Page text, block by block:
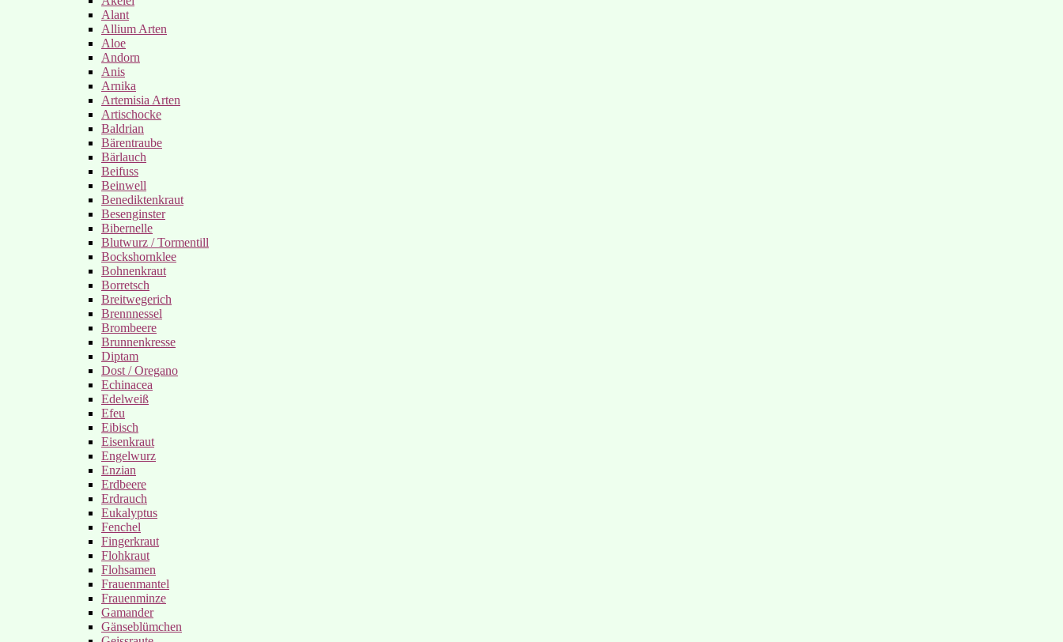
Alant
Allium Arten
Aloe
Andorn
Anis
Arnika
Artemisia Arten
Artischocke
Baldrian
Bärentraube
Bärlauch
Beifuss
Beinwell
Benediktenkraut
Besenginster
Bibernelle
Blutwurz / Tormentill
Bockshornklee
Bohnenkraut
Borretsch
Breitwegerich
Brennnessel
Brombeere
Brunnenkresse
Diptam
Dost / Oregano
Echinacea
Edelweiß
Efeu
Eibisch
Eisenkraut
Engelwurz
Enzian
Erdbeere
Erdrauch
Eukalyptus
Fenchel
Fingerkraut
Flohkraut
Flohsamen
Frauenmantel
Frauenminze
Gamander
Gänseblümchen